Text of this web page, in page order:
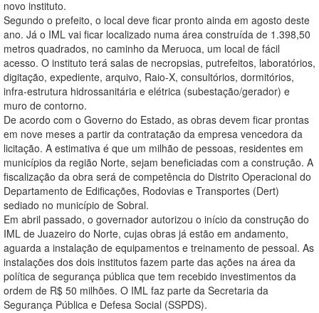
novo instituto.
Segundo o prefeito, o local deve ficar pronto ainda em agosto deste
ano. Já o IML vai ficar localizado numa área construída de 1.398,50
metros quadrados, no caminho da Meruoca, um local de fácil
acesso. O instituto terá salas de necropsias, putrefeitos, laboratórios,
digitação, expediente, arquivo, Raio-X, consultórios, dormitórios,
infra-estrutura hidrossanitária e elétrica (subestação/gerador) e
muro de contorno.
De acordo com o Governo do Estado, as obras devem ficar prontas
em nove meses a partir da contratação da empresa vencedora da
licitação. A estimativa é que um milhão de pessoas, residentes em
municípios da região Norte, sejam beneficiadas com a construção. A
fiscalização da obra será de competência do Distrito Operacional do
Departamento de Edificações, Rodovias e Transportes (Dert)
sediado no município de Sobral.
Em abril passado, o governador autorizou o início da construção do
IML de Juazeiro do Norte, cujas obras já estão em andamento,
aguarda a instalação de equipamentos e treinamento de pessoal. As
instalações dos dois institutos fazem parte das ações na área da
política de segurança pública que tem recebido investimentos da
ordem de R$ 50 milhões. O IML faz parte da Secretaria da
Segurança Pública e Defesa Social (SSPDS).